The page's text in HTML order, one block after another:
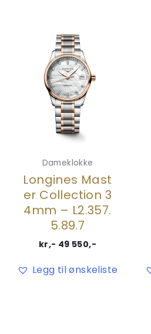
Dameklokke
Longines Mast
er Collection 3
4mm – L2.357.
5.89.7
kr,- 49 550,-
Legg til ønskeliste